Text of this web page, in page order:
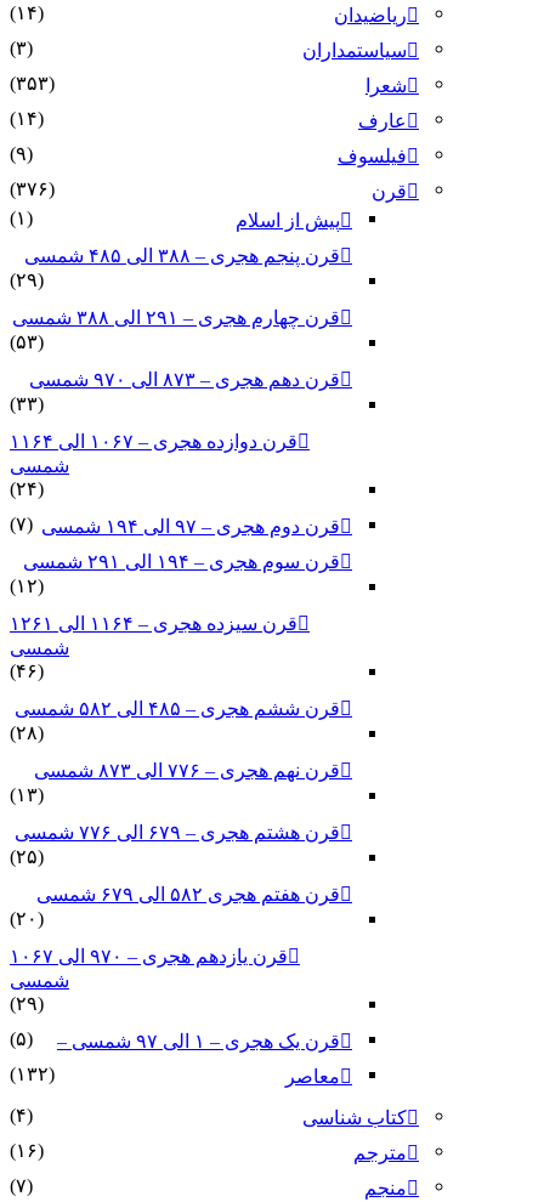
ریاضیدان
(۱۴)
سیاستمداران
(۳)
شعرا
(۳۵۳)
عارف
(۱۴)
فیلسوف
(۹)
قرن
(۳۷۶)
پیش از اسلام
(۱)
قرن پنجم هجری – ۳۸۸ الی ۴۸۵ شمسی
(۲۹)
قرن چهارم هجری – ۲۹۱ الی ۳۸۸ شمسی
(۵۳)
قرن دهم هجری – ۸۷۳ الی ۹۷۰ شمسی
(۳۳)
قرن دوازده هجری – ۱۰۶۷ الی ۱۱۶۴
شمسی
(۲۴)
قرن دوم هجری – ۹۷ الی ۱۹۴ شمسی
(۷)
قرن سوم هجری – ۱۹۴ الی ۲۹۱ شمسی
(۱۲)
قرن سیزده هجری – ۱۱۶۴ الی ۱۲۶۱
شمسی
(۴۶)
قرن ششم هجری – ۴۸۵ الی ۵۸۲ شمسی
(۲۸)
قرن نهم هجری – ۷۷۶ الی ۸۷۳ شمسی
(۱۳)
قرن هشتم هجری – ۶۷۹ الی ۷۷۶ شمسی
(۲۵)
قرن هفتم هجری ۵۸۲ الی ۶۷۹ شمسی
(۲۰)
قرن یازدهم هجری – ۹۷۰ الی ۱۰۶۷
شمسی
(۲۹)
قرن یک هجری – ۱ الی ۹۷ شمسی –
(۵)
معاصر
(۱۳۲)
کتاب شناسی
(۴)
مترجم
(۱۶)
منجم
(۷)